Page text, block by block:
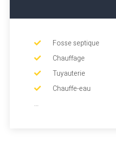
Fosse septique
Chauffage
Tuyauterie
Chauffe-eau
...